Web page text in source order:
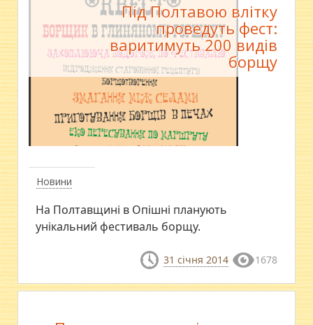
Новини
Під Полтавою влітку
проведуть фест:
варитимуть 200 видів
борщу
На Полтавщині в Опішні планують
унікальний фестиваль борщу.
31 січня 2014 1678